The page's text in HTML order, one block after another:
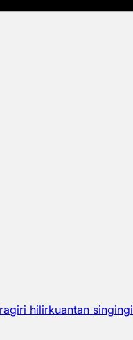
hilirkuantan singingi